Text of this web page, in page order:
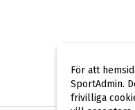
För att
SportAdmin.
frivilliga